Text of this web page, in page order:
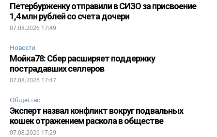
Петербурженку отправили в СИЗО за присвоение
1,4 млн рублей со счета дочери
07.08.2026 17:49
Новости
Мойка78: Сбер расширяет поддержку
пострадавших селлеров
07.08.2026 17:47
Общество
Эксперт назвал конфликт вокруг подвальных
кошек отражением раскола в обществе
07.08.2026 17:29